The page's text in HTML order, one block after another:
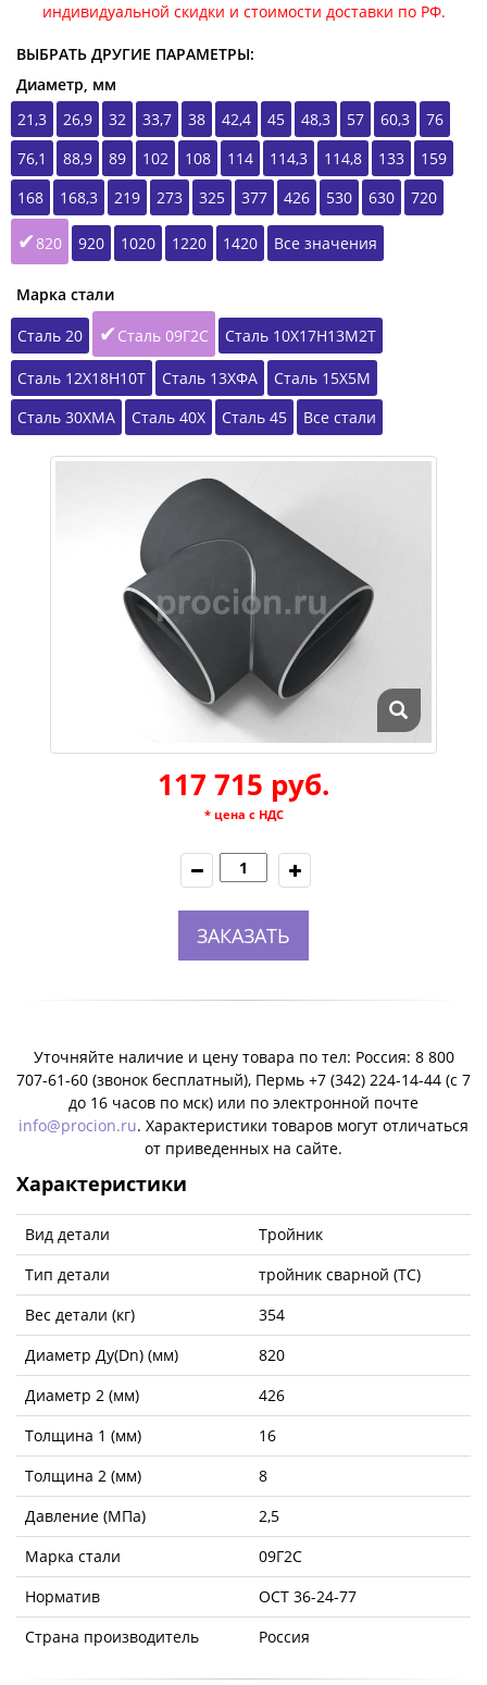
индивидуальной скидки и стоимости доставки по РФ.
ВЫБРАТЬ ДРУГИЕ ПАРАМЕТРЫ:
Диаметр, мм
21,3
26,9 32 33,7 38 42,4 45 48,3 57 60,3
76
76,1
88,9 89 102 108 114 114,3 114,8 133
159
168
168,3 219 273 325 377 426 530 630 720
820 920 1020 1220 1420 Все значения
Марка стали
Сталь 20
Сталь 09Г2С Сталь 10Х17Н13М2Т
Сталь 12Х18Н10Т Сталь 13ХФА
Сталь 15Х5М
Сталь 30ХМА
Сталь 40Х Сталь 45 Все стали
117 715 руб.
* цена с НДС
ЗАКАЗАТЬ
Уточняйте наличие и цену товара по тел: Россия: 8 800
707-61-60 (звонок бесплатный), Пермь +7 (342) 224-14-44 (c 7
до 16 часов по мск) или по электронной почте
info@procion.ru. Характеристики товаров могут отличаться
от приведенных на сайте.
Характеристики
Вид детали
Тройник
Тип детали
тройник сварной (ТС)
Вес детали (кг)
354
Диаметр Ду(Dn) (мм)
820
Диаметр 2 (мм)
426
Толщина 1 (мм)
16
Толщина 2 (мм)
8
Давление (МПа)
2,5
Марка стали
09Г2С
Норматив
ОСТ 36-24-77
Страна производитель
Россия